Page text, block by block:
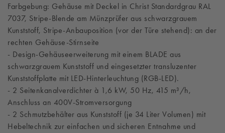
Farbgebung: Gehäuse mit Deckel in Christ Standardgrau RAL
7037, Stripe-Blende am Münzprüfer aus schwarzgrauem
Kunststoff, Stripe-Anbauposition (vor der Türe stehend): an der
rechten Gehäuse-Stirnseite
- Design-Gehäuseerweiterung mit einem BLADE aus
schwarzgrauem Kunststoff und eingesetzter transluzenter
Kunststoffplatte mit LED-Hinterleuchtung (RGB-LED).
- 2 Seitenkanalverdichter à 1,6 kW, 50 Hz, 415 m³/h,
Anschluss an 400V-Stromversorgung
- 2 Schmutzbehälter aus Kunststoff (je 34 Liter Volumen) mit
Hebeltechnik zur einfachen und sicheren Entnahme und